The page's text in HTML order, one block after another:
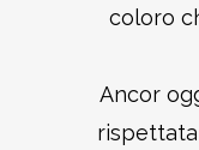
coloro
Ancor